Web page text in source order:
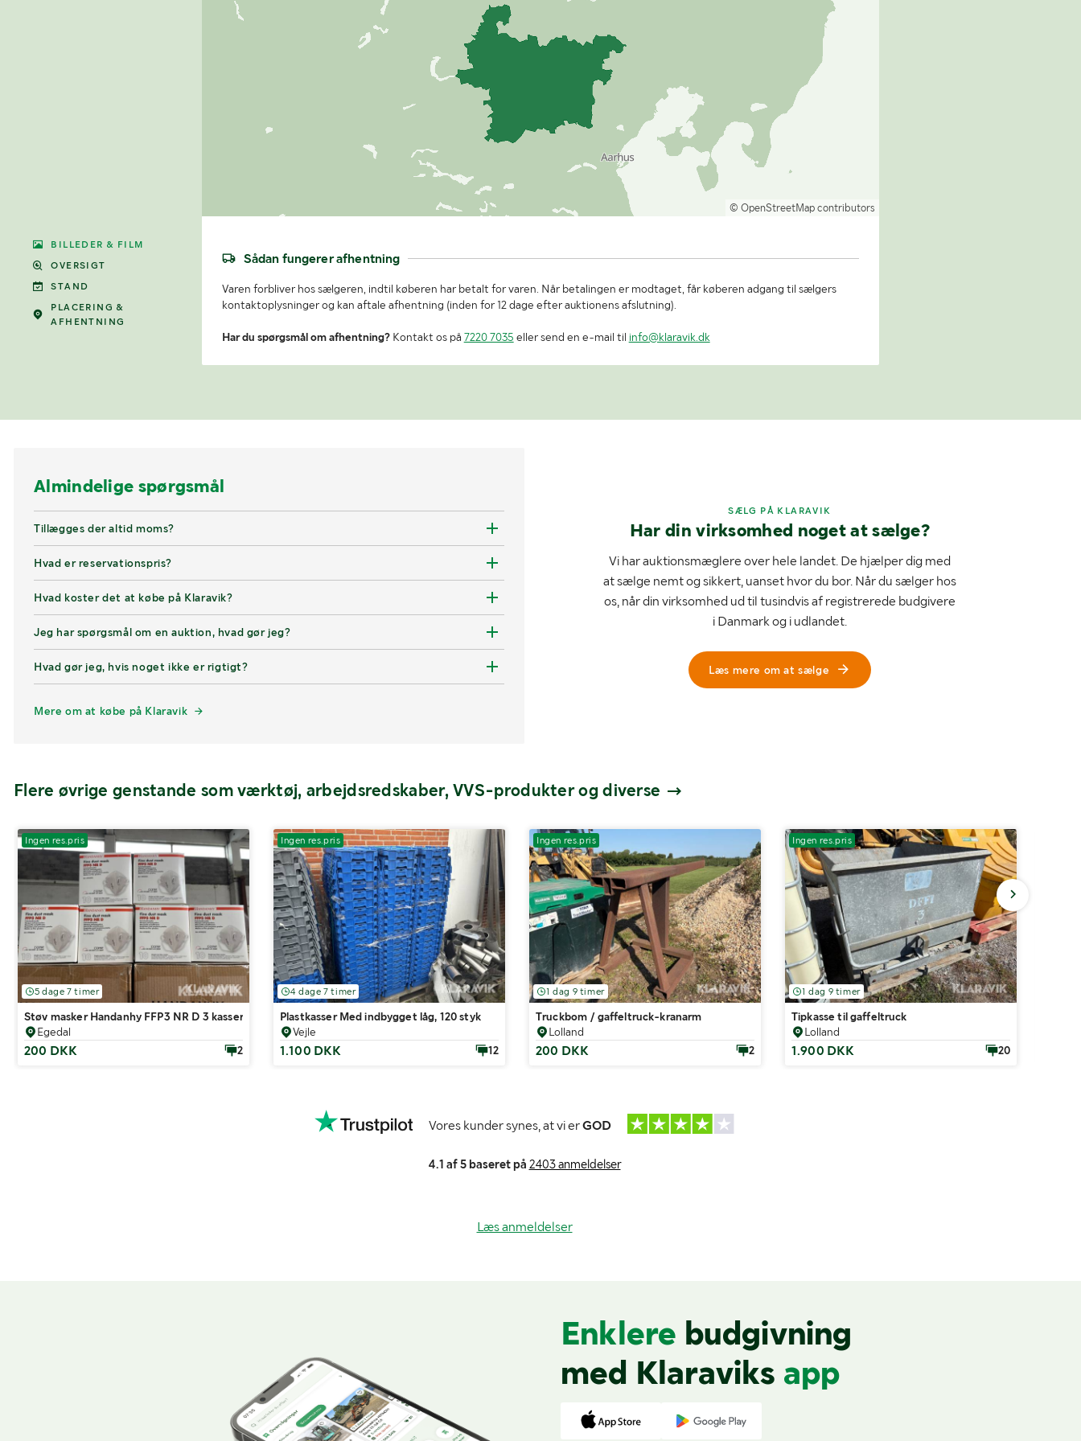
BILLEDER & FILM
OVERSIGT
STAND
PLACERING &
AFHENTNING
© OpenStreetMap contributors
Sådan fungerer afhentning
Varen forbliver hos sælgeren, indtil køberen har betalt for varen. Når betalingen er modtaget, får køberen adgang til sælgers
kontaktoplysninger og kan aftale afhentning (inden for 12 dage efter auktionens afslutning).
Har du spørgsmål om afhentning?Kontakt os på 7220 7035 eller send en e-mail til info@klaravik.dk
Almindelige spørgsmål
Tillægges der altid moms?
Hvad er reservationspris?
Hvad koster det at købe på Klaravik?
Jeg har spørgsmål om en auktion, hvad gør jeg?
Hvad gør jeg, hvis noget ikke er rigtigt?
Mere om at købe på Klaravik
SÆLG PÅ KLARAVIK
Har din virksomhed noget at sælge?
Vi har auktionsmæglere over hele landet. De hjælper dig med
at sælge nemt og sikkert, uanset hvor du bor. Når du sælger hos
os, når din virksomhed ud til tusindvis af registrerede budgivere
i Danmark og i udlandet.
Læs mere om at sælge
Flere øvrige genstande som værktøj, arbejdsredskaber, VVS-produkter og diverse
Ingen res.pris
5 dage 7 timer
Støv masker Handanhy FFP3 NR D 3 kasser af 12 æsker
Egedal
200 DKK 2
Ingen res.pris
4 dage 7 timer
Plastkasser Med indbygget låg, 120 styk
Vejle
1.100 DKK 12
Ingen res.pris
1 dag 9 timer
Truckbom / gaffeltruck-kranarm
Lolland
200 DKK 2
Ingen res.pris
1 dag 9 timer
Tipkasse til gaffeltruck
Lolland
1.900 DKK 20
Vores kunder synes, at vi erGOD
4.1 af 5 baseret på 2403 anmeldelser
Læs anmeldelser
Enklere budgivning
med Klaraviks app